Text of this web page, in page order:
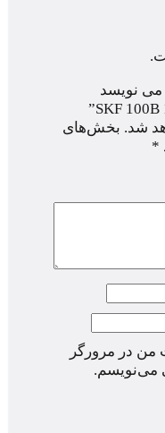
می نویسد
شد. بخش‌های
*
من در مرورگر
می‌نویسم.